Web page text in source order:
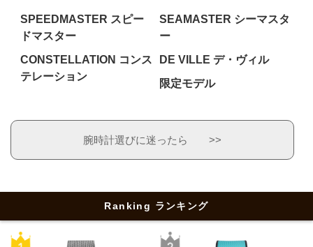
SPEEDMASTER スピー
ドマスター
SEAMASTER シーマスタ
ー
CONSTELLATION コンス
テレーション
DE VILLE デ・ヴィル
限定モデル
腕時計選びに迷ったら >>
Ranking ランキング